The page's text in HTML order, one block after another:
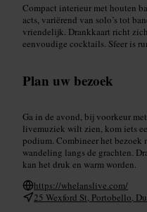
Compact interieur met houten
acts, variërend van solo’s tot
vriendelijk. Drankkaart richt
eenvoudige cocktails. Sfeer is
Plan uw bezoek
Ga in de avond, bij voorkeur
livemuziek wilt zien, kom iets
podium. Combineer het bezoek
wandeling langs de grachten.
kan het druk en warm worden.
https://whelanslive.com/
25 Wexford St, Portobello,